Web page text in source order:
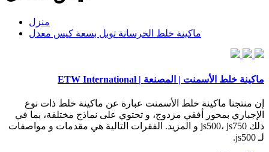
منزل
ماكينة خلط الخرسانة توبل بسعة كيس معدل
ماكينة خلط الأسمنت | المصنعة | ETW International
إن منتجنا ماكينة خلط الأسمنت عبارة عن ماكينة خلط ذات نوع
الإجباري بمحور أفقي مزدوج، و تحتوي على نماذج مختلفة، بما في
ذلك js500، js750 و المزيد. الفقرات التالية هي مقدمات و مواصفات
لـ js500.